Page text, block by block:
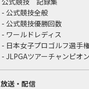
- 公式競技全般
- 公式競技優勝回数
- ワールドレディス
- 日本女子プロゴルフ選手
- JLPGAツアーチャンピオ
放送・配信